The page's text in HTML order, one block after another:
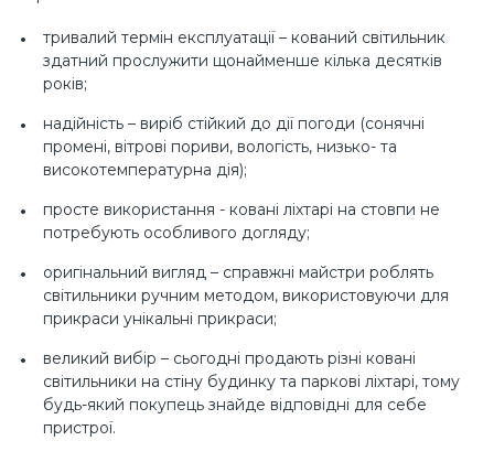
тривалий термін експлуатації – кований світильник
здатний прослужити щонайменше кілька десятків
років;
надійність – виріб стійкий до дії погоди (сонячні
промені, вітрові пориви, вологість, низько- та
високотемпературна дія);
просте використання - ковані ліхтарі на стовпи не
потребують особливого догляду;
оригінальний вигляд – справжні майстри роблять
світильники ручним методом, використовуючи для
прикраси унікальні прикраси;
великий вибір – сьогодні продають різні ковані
світильники на стіну будинку та паркові ліхтарі, тому
будь-який покупець знайде відповідні для себе
пристрої.